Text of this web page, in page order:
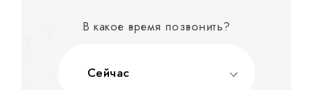
В какое время позвонить?
Сейчас